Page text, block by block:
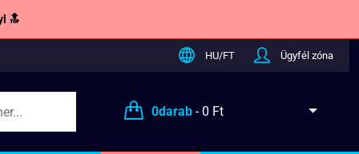
🔝
HU/FT Ügyfél zóna
0darab- 0 Ft